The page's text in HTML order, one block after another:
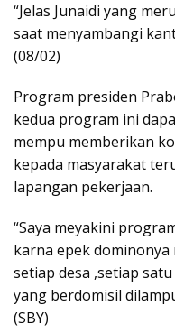
“Jelas Junaidi yang
saat menyambangi
(08/02)
Program presiden
kedua program ini
mempu memberikan
kepada masyarakat
lapangan pekerjaan.
“Saya meyakini
karna epek
setiap desa ,setiap
yang berdomisil
(SBY)